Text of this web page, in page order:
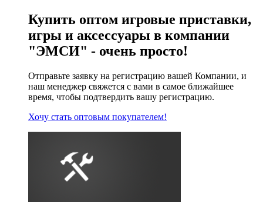
Купить оптом игровые приставки,
игры и аксессуары в компании
"ЭМСИ" - очень просто!
Отправьте заявку на регистрацию вашей Компании, и
наш менеджер свяжется с вами в самое ближайшее
время, чтобы подтвердить вашу регистрацию.
Хочу стать оптовым покупателем!